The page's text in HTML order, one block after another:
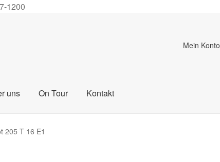
1200
Mein Konto
uns On Tour Kontakt
205 T 16 E1